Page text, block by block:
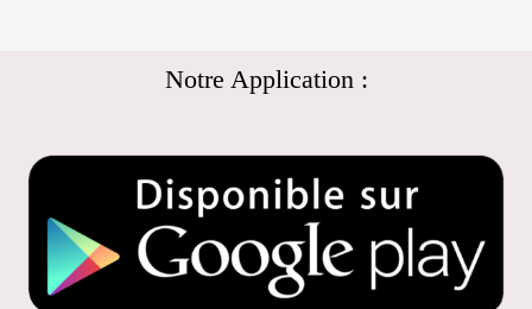
Notre Application :